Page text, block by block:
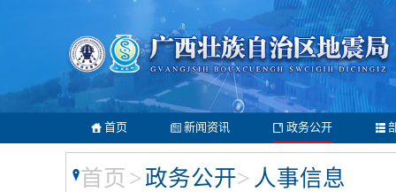
首页 新闻资讯 政务公开
首页 > 政务公开> 人事信息